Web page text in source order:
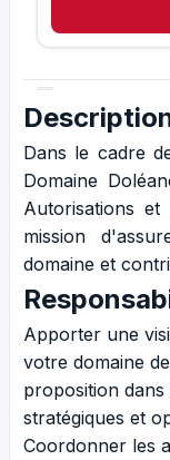
Dans le cadre
Domaine
Autorisations
mission
domaine et
Apporter une
votre domaine
proposition dans
stratégiques et
Coordonner les